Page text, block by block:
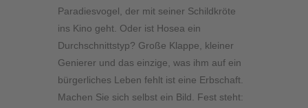
Paradiesvogel, der mit seiner Schildkröte
ins Kino geht. Oder ist Hosea ein
Durchschnittstyp? Große Klappe, kleiner
Genierer und das einzige, was ihm auf ein
bürgerliches Leben fehlt ist eine Erbschaft.
Machen Sie sich selbst ein Bild. Fest steht: